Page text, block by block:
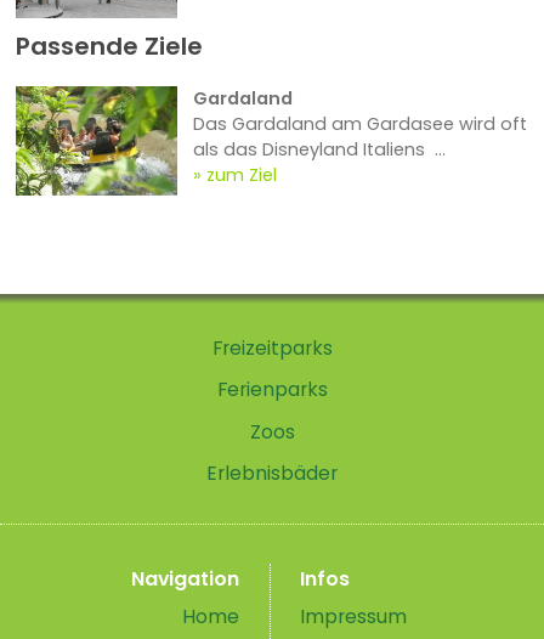
Passende Ziele
Gardaland
Das Gardaland am Gardasee wird oft
als das Disneyland Italiens ...
zum Ziel
Freizeitparks
Ferienparks
Zoos
Erlebnisbäder
Navigation
Home
Infos
Impressum